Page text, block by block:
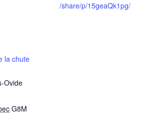
/share/p/15geaQk1pg/
la chute
Ovide
G8M